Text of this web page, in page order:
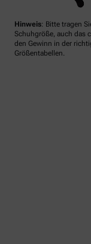
Hinweis: Bitte tragen
Schuhgröße, auch das
den Gewinn in der
Größentabellen.